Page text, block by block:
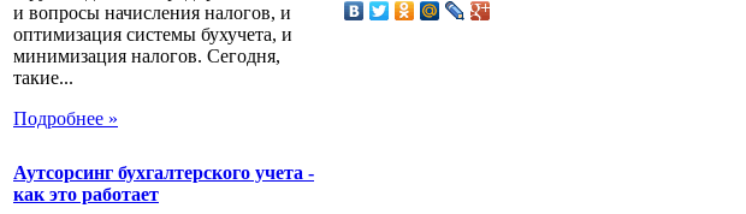
и вопросы начисления налогов, и
оптимизация системы бухучета, и
минимизация налогов. Сегодня,
такие...
Подробнее »
Аутсорсинг бухгалтерского учета -
как это работает